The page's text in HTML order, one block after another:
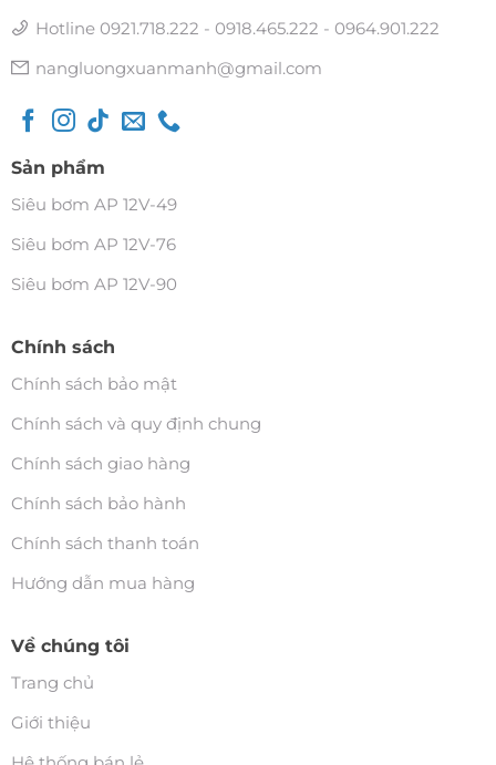
Hotline 0921.718.222 - 0918.465.222 - 0964.901.222
nangluongxuanmanh@gmail.com
Sản phẩm
Siêu bơm AP 12V-49
Siêu bơm AP 12V-76
Siêu bơm AP 12V-90
Chính sách
Chính sách bảo mật
Chính sách và quy định chung
Chính sách giao hàng
Chính sách bảo hành
Chính sách thanh toán
Hướng dẫn mua hàng
Về chúng tôi
Trang chủ
Giới thiệu